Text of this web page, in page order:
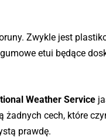
Zwykle jest
etui będące
Weather Service
cech, które
prawdę.